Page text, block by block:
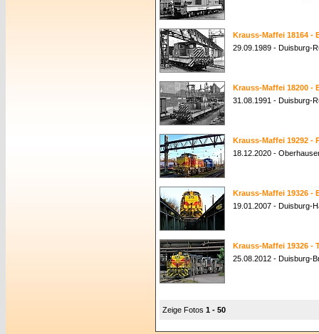
Krauss-Maffei 18164 -
29.09.1989 - Duisburg-
Krauss-Maffei 18200 -
31.08.1991 - Duisburg-
Krauss-Maffei 19292 -
18.12.2020 -
Krauss-Maffei 19326 -
19.01.2007 - Duisburg-
Krauss-Maffei 19326 -
25.08.2012 - Duisburg-
Zeige Fotos 1 - 50